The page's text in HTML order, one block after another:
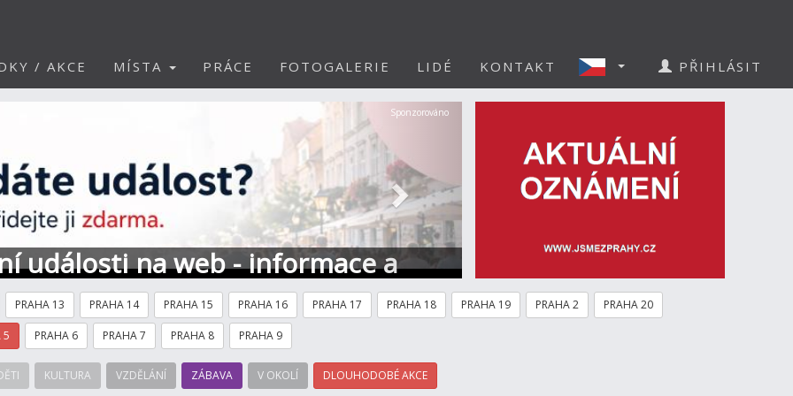
/ AKCE MÍSTA PRÁCE FOTOGALERIE LIDÉ KONTAKT PŘIHLÁSIT
události na web - informace a
Další
Sponzorováno
PRAHA 13 PRAHA 14 PRAHA 15 PRAHA 16 PRAHA 17 PRAHA 18 PRAHA 19 PRAHA 2 PRAHA 20
5 PRAHA 6 PRAHA 7 PRAHA 8 PRAHA 9
KULTURA VZDĚLÁNÍ ZÁBAVA V OKOLÍ DLOUHODOBÉ AKCE